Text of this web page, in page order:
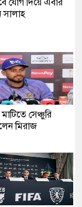
সেঞ্চুরি
মিরাজ